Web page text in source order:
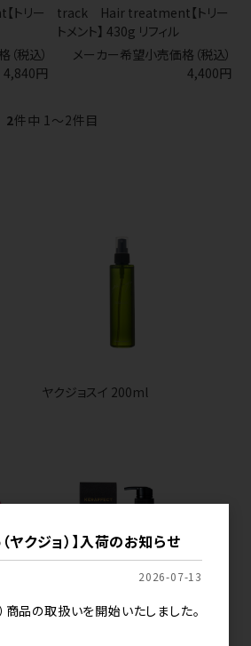
トリー
税込）
4,840円
track Hair treatment【トリー
トメント】 430g リフィル
メーカー希望小売価格（税込）
4,400円
2件中 1〜2件目
ヤクジョスイ 200ml
ヤクジョ）】入荷のお知らせ
2026-07-13
商品の取扱いを開始いたしました。